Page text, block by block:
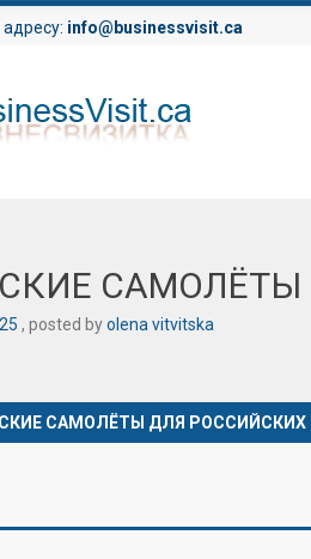
info@businessvisit.ca
САМОЛЁТЫ
posted byolena vitvitska
САМОЛЁТЫ ДЛЯ РОССИЙСКИХ